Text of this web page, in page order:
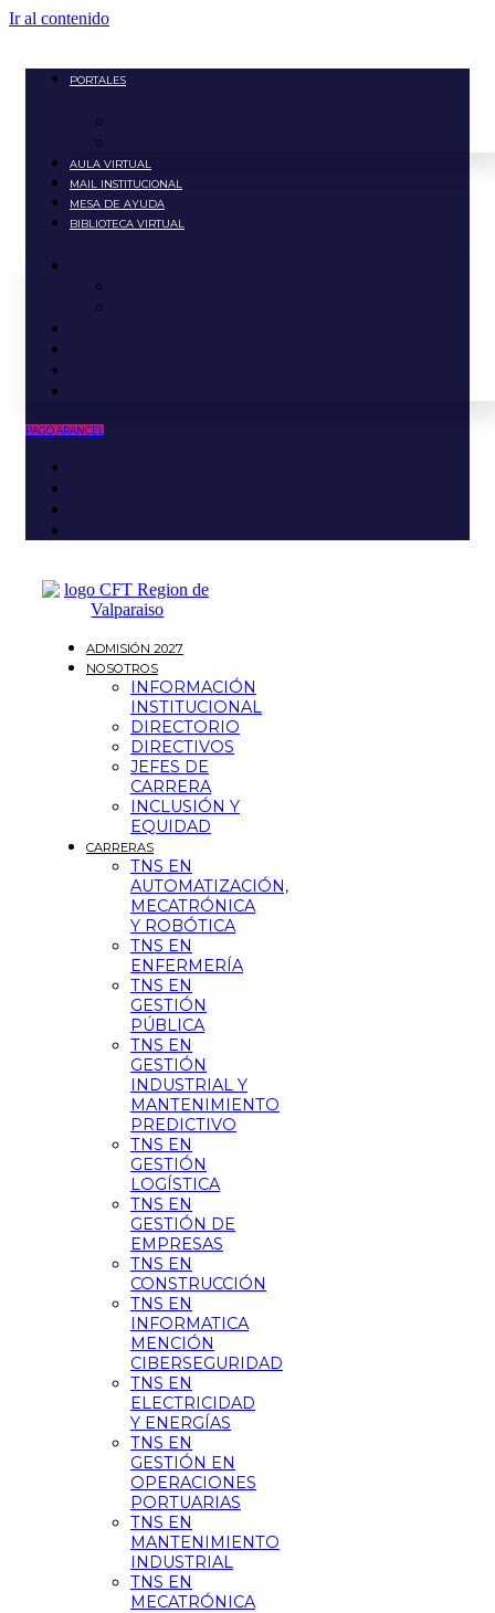
Ir al contenido
PORTALES
AULA VIRTUAL
MAIL INSTITUCIONAL
MESA DE AYUDA
BIBLIOTECA VIRTUAL
PAGO ARANCEL
ADMISIÓN 2027
NOSOTROS
INFORMACIÓN
INSTITUCIONAL
DIRECTORIO
DIRECTIVOS
JEFES DE
CARRERA
INCLUSIÓN Y
EQUIDAD
CARRERAS
TNS EN
AUTOMATIZACIÓN,
MECATRÓNICA
Y ROBÓTICA
TNS EN
ENFERMERÍA
TNS EN
GESTIÓN
PÚBLICA
TNS EN
GESTIÓN
INDUSTRIAL Y
MANTENIMIENTO
PREDICTIVO
TNS EN
GESTIÓN
LOGÍSTICA
TNS EN
GESTIÓN DE
EMPRESAS
TNS EN
CONSTRUCCIÓN
TNS EN
INFORMATICA
MENCIÓN
CIBERSEGURIDAD
TNS EN
ELECTRICIDAD
Y ENERGÍAS
TNS EN
GESTIÓN EN
OPERACIONES
PORTUARIAS
TNS EN
MANTENIMIENTO
INDUSTRIAL
TNS EN
MECATRÓNICA